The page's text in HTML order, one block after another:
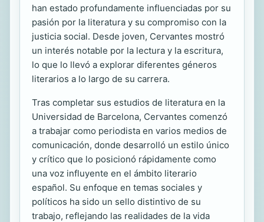
han estado profundamente influenciadas por su
pasión por la literatura y su compromiso con la
justicia social. Desde joven, Cervantes mostró
un interés notable por la lectura y la escritura,
lo que lo llevó a explorar diferentes géneros
literarios a lo largo de su carrera.
Tras completar sus estudios de literatura en la
Universidad de Barcelona, Cervantes comenzó
a trabajar como periodista en varios medios de
comunicación, donde desarrolló un estilo único
y crítico que lo posicionó rápidamente como
una voz influyente en el ámbito literario
español. Su enfoque en temas sociales y
políticos ha sido un sello distintivo de su
trabajo, reflejando las realidades de la vida